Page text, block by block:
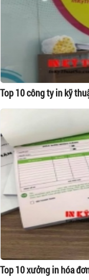
Top 10 công ty in kỹ
Top 10 xưởng in hóa